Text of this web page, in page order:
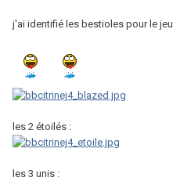
j'ai identifié les bestioles pour le jeu
les 2 étoilés :
les 3 unis :